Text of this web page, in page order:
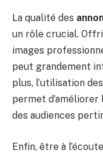
La qualité des
un rôle crucial.
images
peut grandement
plus, l’utilisation
permet
des audiences
Enfin, être à